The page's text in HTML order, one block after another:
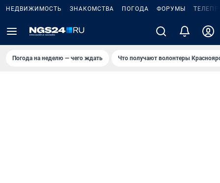
НЕДВИЖИМОСТЬ ЗНАКОМСТВА ПОГОДА ФОРУМЫ
Погода на неделю — чего ждать Что получают волонтеры